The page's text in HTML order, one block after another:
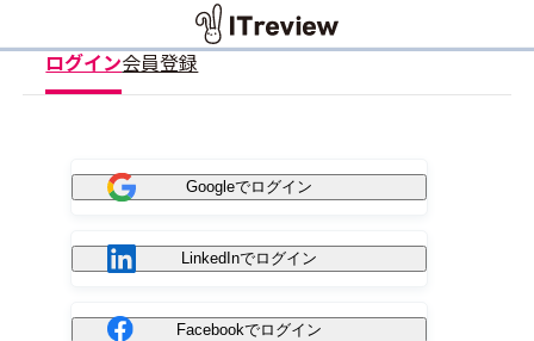
ログイン会員登録
Googleでログイン
LinkedInでログイン
Facebookでログイン